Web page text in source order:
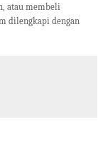
atau membeli
dilengkapi dengan